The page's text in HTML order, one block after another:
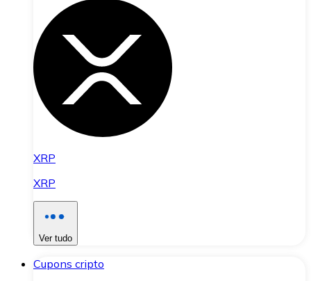
XRP
XRP
Ver tudo
Cupons cripto